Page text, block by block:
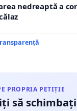
nedreaptă a
PROPRIA PETIȚIE
să schimbați